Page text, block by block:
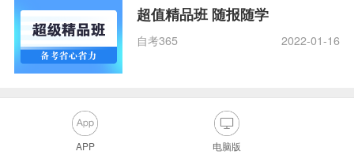
超值精品班 随报随学
自考365 2022-01-16
APP 电脑版